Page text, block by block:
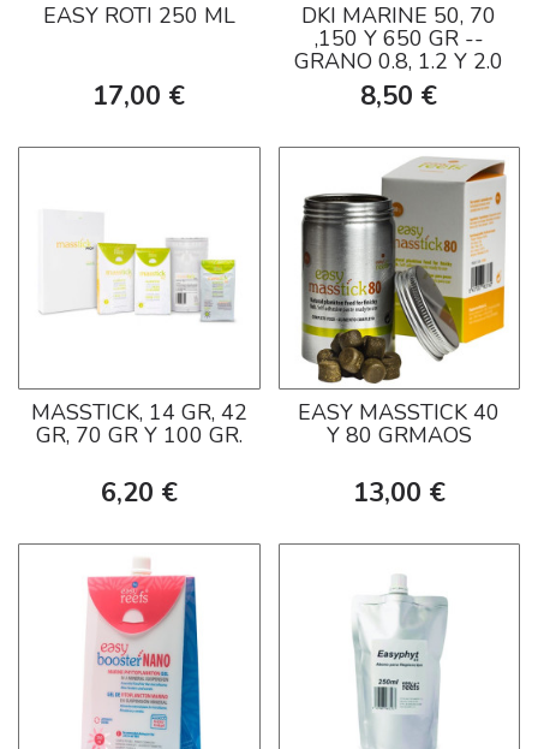
EASY ROTI 250 ML
17,00 €
DKI MARINE 50, 70
,150 Y 650 GR --
GRANO 0.8, 1.2 Y 2.0
8,50 €
MASSTICK, 14 GR, 42
GR, 70 GR Y 100 GR.
6,20 €
EASY MASSTICK 40
Y 80 GRMAOS
13,00 €